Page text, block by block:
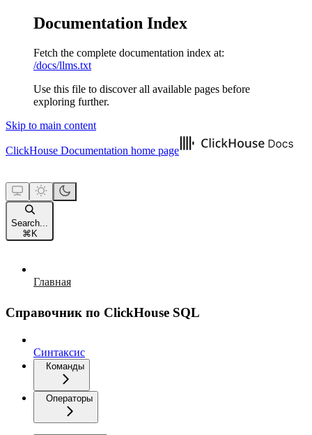
Documentation Index
Fetch the complete documentation index at:
/docs/llms.txt
Use this file to discover all available pages before
exploring further.
Skip to main content
ClickHouse Documentation home page
Search...
⌘ K
Главная
Справочник по ClickHouse SQL
Синтаксис
Команды
Операторы